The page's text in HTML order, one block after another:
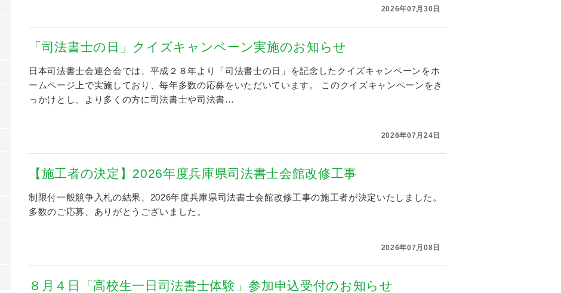
2026年07月30日
「司法書士の日」クイズキャンペーン実施のお知らせ
日本司法書士会連合会では、平成２８年より「司法書士の日」を記念したクイズキャンペーンをホ
ームページ上で実施しており、毎年多数の応募をいただいています。 このクイズキャンペーンをき
っかけとし、より多くの方に司法書士や司法書…
2026年07月24日
【施工者の決定】2026年度兵庫県司法書士会館改修工事
制限付一般競争入札の結果、2026年度兵庫県司法書士会館改修工事の施工者が決定いたしました。
多数のご応募、ありがとうございました。
2026年07月08日
８月４日「高校生一日司法書士体験」参加申込受付のお知らせ